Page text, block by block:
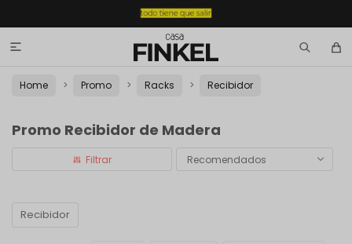

Home Promo Racks Recibidor
Promo Recibidor de Madera
Recomendados
Recibidor